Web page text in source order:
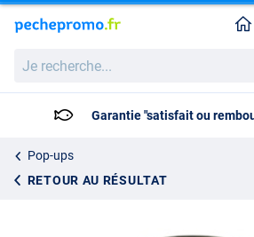
recherche...
Garantie "satisfait ou
Pop-ups
RETOUR AU RÉSULTAT
Pop-Ups Fluo Pro Line 15mm